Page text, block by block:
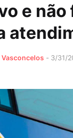
e
Vasconcelos - 3/31/